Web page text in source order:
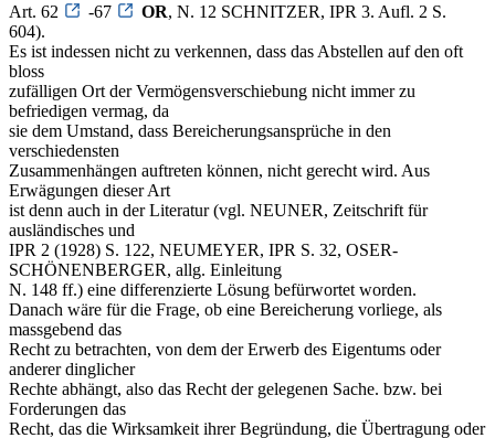
Art. 62
-67 OR, N. 12 SCHNITZER, IPR 3. Aufl. 2 S.
604).
Es ist indessen nicht zu verkennen, dass das Abstellen auf den oft
bloss
zufälligen Ort der Vermögensverschiebung nicht immer zu
befriedigen vermag, da
sie dem Umstand, dass Bereicherungsansprüche in den
verschiedensten
Zusammenhängen auftreten können, nicht gerecht wird. Aus
Erwägungen dieser Art
ist denn auch in der Literatur (vgl. NEUNER, Zeitschrift für
ausländisches und
IPR 2 (1928) S. 122, NEUMEYER, IPR S. 32, OSER-
SCHÖNENBERGER, allg. Einleitung
N. 148 ff.) eine differenzierte Lösung befürwortet worden.
Danach wäre für die Frage, ob eine Bereicherung vorliege, als
massgebend das
Recht zu betrachten, von dem der Erwerb des Eigentums oder
anderer dinglicher
Rechte abhängt, also das Recht der gelegenen Sache. bzw. bei
Forderungen das
Recht, das die Wirksamkeit ihrer Begründung, die Übertragung oder